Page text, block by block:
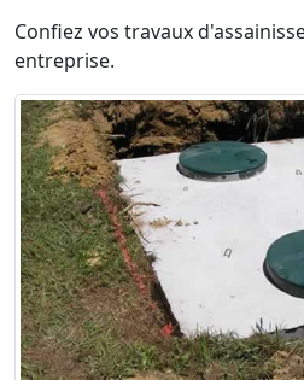
Confiez vos travaux
entreprise.